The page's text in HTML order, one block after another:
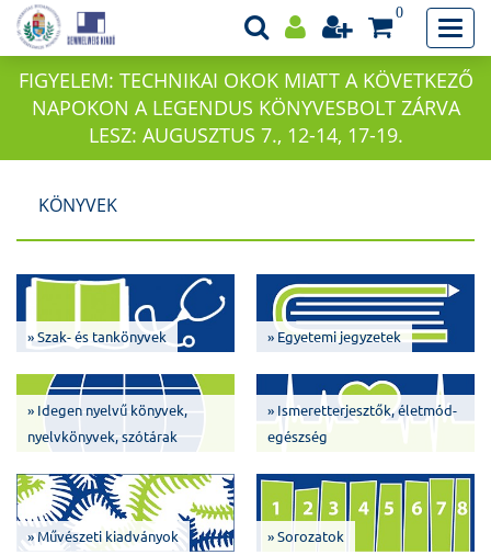
0
FIGYELEM: TECHNIKAI OKOK MIATT A KÖVETKEZŐ
NAPOKON A LEGENDUS KÖNYVESBOLT ZÁRVA
LESZ: AUGUSZTUS 7., 12-14, 17-19.
KÖNYVEK
» Szak- és tankönyvek » Egyetemi jegyzetek
» Idegen nyelvű könyvek,
nyelvkönyvek, szótárak
» Ismeretterjesztők, életmód-
egészség
» Művészeti kiadványok » Sorozatok